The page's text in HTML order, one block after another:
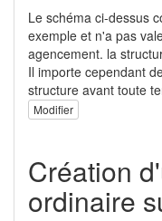
Le schéma ci-dessus
exemple et n'a pas
agencement. la
Il importe cependant
structure avant toute
Modifier
Création
ordinaire